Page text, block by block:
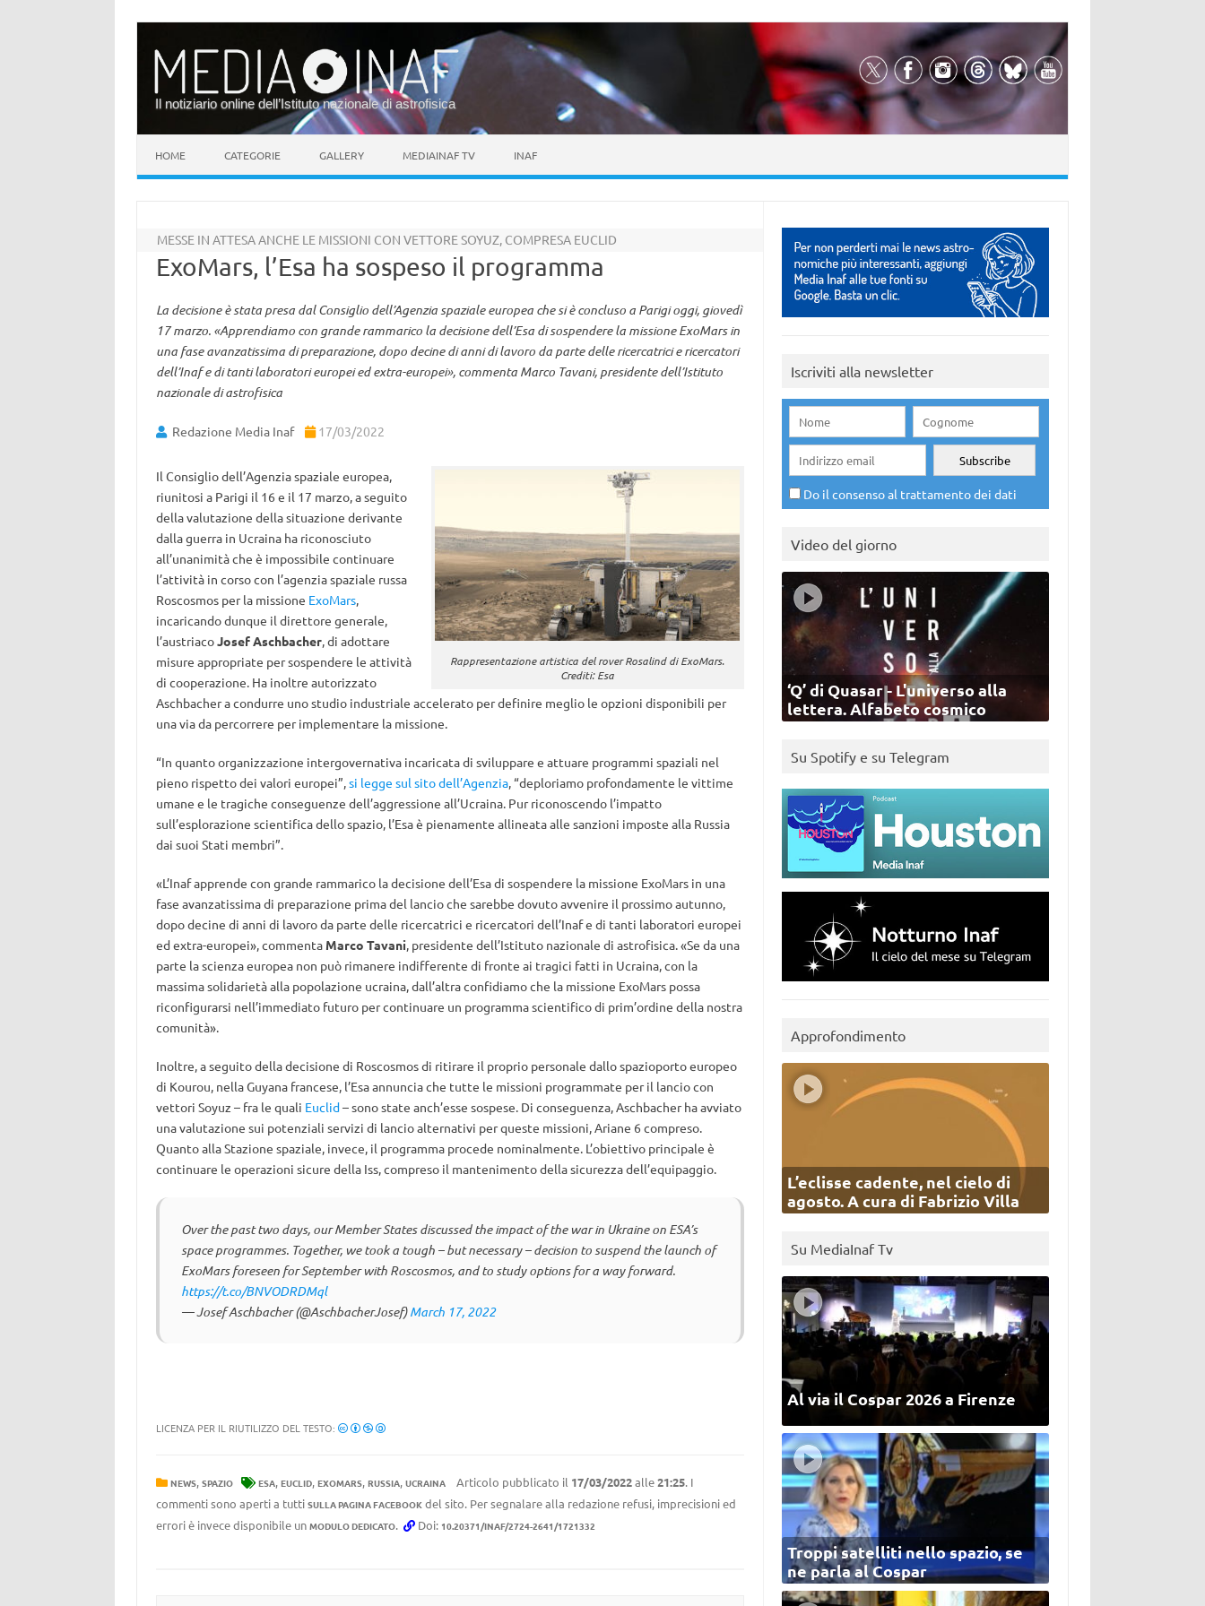
Il notiziario online dell’Istituto nazionale di astrofisica
HOME CATEGORIE GALLERY MEDIAINAF TV INAF
MESSE IN ATTESA ANCHE LE MISSIONI CON VETTORE SOYUZ, COMPRESA EUCLID
ExoMars, l’Esa ha sospeso il programma
La decisione è stata presa dal Consiglio dell’Agenzia spaziale europea che si è concluso a Parigi oggi, giovedì
17 marzo. «Apprendiamo con grande rammarico la decisione dell’Esa di sospendere la missione ExoMars in
una fase avanzatissima di preparazione, dopo decine di anni di lavoro da parte delle ricercatrici e ricercatori
dell’Inaf e di tanti laboratori europei ed extra-europei», commenta Marco Tavani, presidente dell’Istituto
nazionale di astrofisica
Redazione Media Inaf 17/03/2022
Rappresentazione artistica del rover Rosalind di ExoMars.
Crediti: Esa
Il Consiglio dell’Agenzia spaziale europea,
riunitosi a Parigi il 16 e il 17 marzo, a seguito
della valutazione della situazione derivante
dalla guerra in Ucraina ha riconosciuto
all’unanimità che è impossibile continuare
l’attività in corso con l’agenzia spaziale russa
Roscosmos per la missione ExoMars,
incaricando dunque il direttore generale,
l’austriacoJosef Aschbacher, di adottare
misure appropriate per sospendere le attività
di cooperazione. Ha inoltre autorizzato
Aschbacher a condurre uno studio industriale accelerato per definire meglio le opzioni disponibili per
una via da percorrere per implementare la missione.
“In quanto organizzazione intergovernativa incaricata di sviluppare e attuare programmi spaziali nel
pieno rispetto dei valori europei”,si legge sul sito dell’Agenzia, “deploriamo profondamente le vittime
umane e le tragiche conseguenze dell’aggressione all’Ucraina. Pur riconoscendo l’impatto
sull’esplorazione scientifica dello spazio, l’Esa è pienamente allineata alle sanzioni imposte alla Russia
dai suoi Stati membri”.
«L’Inaf apprende con grande rammarico la decisione dell’Esa di sospendere la missione ExoMars in una
fase avanzatissima di preparazione prima del lancio che sarebbe dovuto avvenire il prossimo autunno,
dopo decine di anni di lavoro da parte delle ricercatrici e ricercatori dell’Inaf e di tanti laboratori europei
ed extra-europei», commenta Marco Tavani, presidente dell’Istituto nazionale di astrofisica. «Se da una
parte la scienza europea non può rimanere indifferente di fronte ai tragici fatti in Ucraina, con la
massima solidarietà alla popolazione ucraina, dall’altra confidiamo che la missione ExoMars possa
riconfigurarsi nell’immediato futuro per continuare un programma scientifico di prim’ordine della nostra
comunità».
Inoltre, a seguito della decisione di Roscosmos di ritirare il proprio personale dallo spazioporto europeo
di Kourou, nella Guyana francese, l’Esa annuncia che tutte le missioni programmate per il lancio con
vettori Soyuz – fra le quali Euclid– sono state anch’esse sospese. Di conseguenza, Aschbacher ha avviato
una valutazione sui potenziali servizi di lancio alternativi per queste missioni, Ariane 6 compreso.
Quanto alla Stazione spaziale, invece, il programma procede nominalmente. L’obiettivo principale è
continuare le operazioni sicure della Iss, compreso il mantenimento della sicurezza dell’equipaggio.
Over the past two days, our Member States discussed the impact of the war in Ukraine on ESA’s
space programmes. Together, we took a tough – but necessary – decision to suspend the launch of
ExoMars foreseen for September with Roscosmos, and to study options for a way forward.
https://t.co/BNVODRDMql
— Josef Aschbacher (@AschbacherJosef)March 17, 2022
LICENZA PER IL RIUTILIZZO DEL TESTO:
NEWS, SPAZIO ESA, EUCLID, EXOMARS, RUSSIA, UCRAINA Articolo pubblicato il 17/03/2022alle21:25. I
commenti sono aperti a tutti SULLA PAGINA FACEBOOKdel sito. Per segnalare alla redazione refusi, imprecisioni ed
errori è invece disponibile un MODULO DEDICATO. Doi: 10.20371/INAF/2724-2641/1721332
Iscriviti alla newsletter
Do il consenso al trattamento dei dati
Video del giorno
‘Q’ di Quasar - L'universo alla
lettera. Alfabeto cosmico
Su Spotify e su Telegram
Approfondimento
L’eclisse cadente, nel cielo di
agosto. A cura di Fabrizio Villa
Su MediaInaf Tv
Al via il Cospar 2026 a Firenze
Troppi satelliti nello spazio, se
ne parla al Cospar